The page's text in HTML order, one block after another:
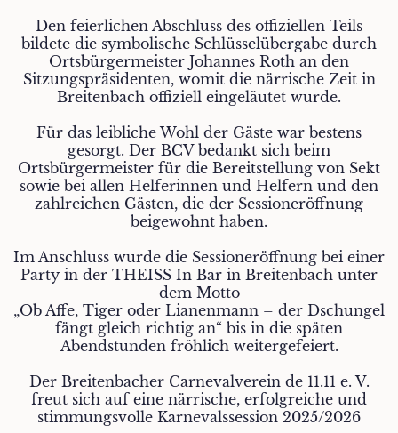
Den feierlichen Abschluss des offiziellen Teils
bildete die symbolische Schlüsselübergabe durch
Ortsbürgermeister Johannes Roth an den
Sitzungspräsidenten, womit die närrische Zeit in
Breitenbach offiziell eingeläutet wurde.
Für das leibliche Wohl der Gäste war bestens
gesorgt. Der BCV bedankt sich beim
Ortsbürgermeister für die Bereitstellung von Sekt
sowie bei allen Helferinnen und Helfern und den
zahlreichen Gästen, die der Sessioneröffnung
beigewohnt haben.
Im Anschluss wurde die Sessioneröffnung bei einer
Party in der THEISS In Bar in Breitenbach unter
dem Motto
„Ob Affe, Tiger oder Lianenmann – der Dschungel
fängt gleich richtig an“ bis in die späten
Abendstunden fröhlich weitergefeiert.
Der Breitenbacher Carnevalverein de 11.11 e. V.
freut sich auf eine närrische, erfolgreiche und
stimmungsvolle Karnevalssession 2025/2026